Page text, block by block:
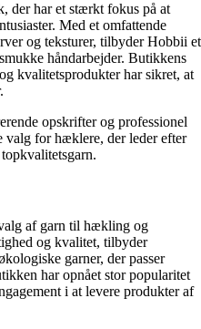
der har et stærkt fokus på at
Med et omfattende
og teksturer, tilbyder Hobbii et
håndarbejder. Butikkens
kvalitetsprodukter har sikret, at
opskrifter og professionel
valg for hæklere, der leder efter
af garn til hækling og
og kvalitet, tilbyder
garner, der passer
har opnået stor popularitet
i at levere produkter af